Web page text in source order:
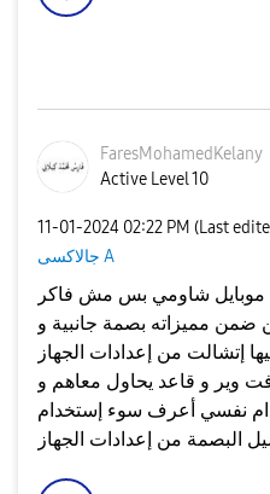
FaresMohamedKelany
Active Level 10
‎11-01-2024 02:22 PM (Last
جالاكسى A
موبايل شاومي بس مش فاكر
ضمن مميزاته بصمة جانبية و
إتشالت من إعدادات الجهاز
وير و قاعد يحاول معاهم و
نفسي أعرف سوء إستخدام